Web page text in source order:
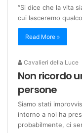
“Si dice che la vita
cui lasceremo
Read More »
Cavalieri della Luce
Non ricordo
persone
Siamo stati
intorno a noi ha
probabilmente, ci